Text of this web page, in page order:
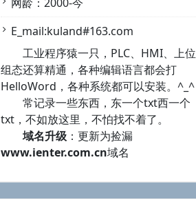
E_mail:kuland#163.com
工业程序猿一只，PLC、HMI、上位
组态还算精通，各种编辑语言都会打
HelloWord，各种系统都可以安装。^_^
常记录一些东西，东一个txt西一个
txt，不如放这里，不怕找不着了。
域名升级 ：更新为捡漏
www.ienter.com.cn域名